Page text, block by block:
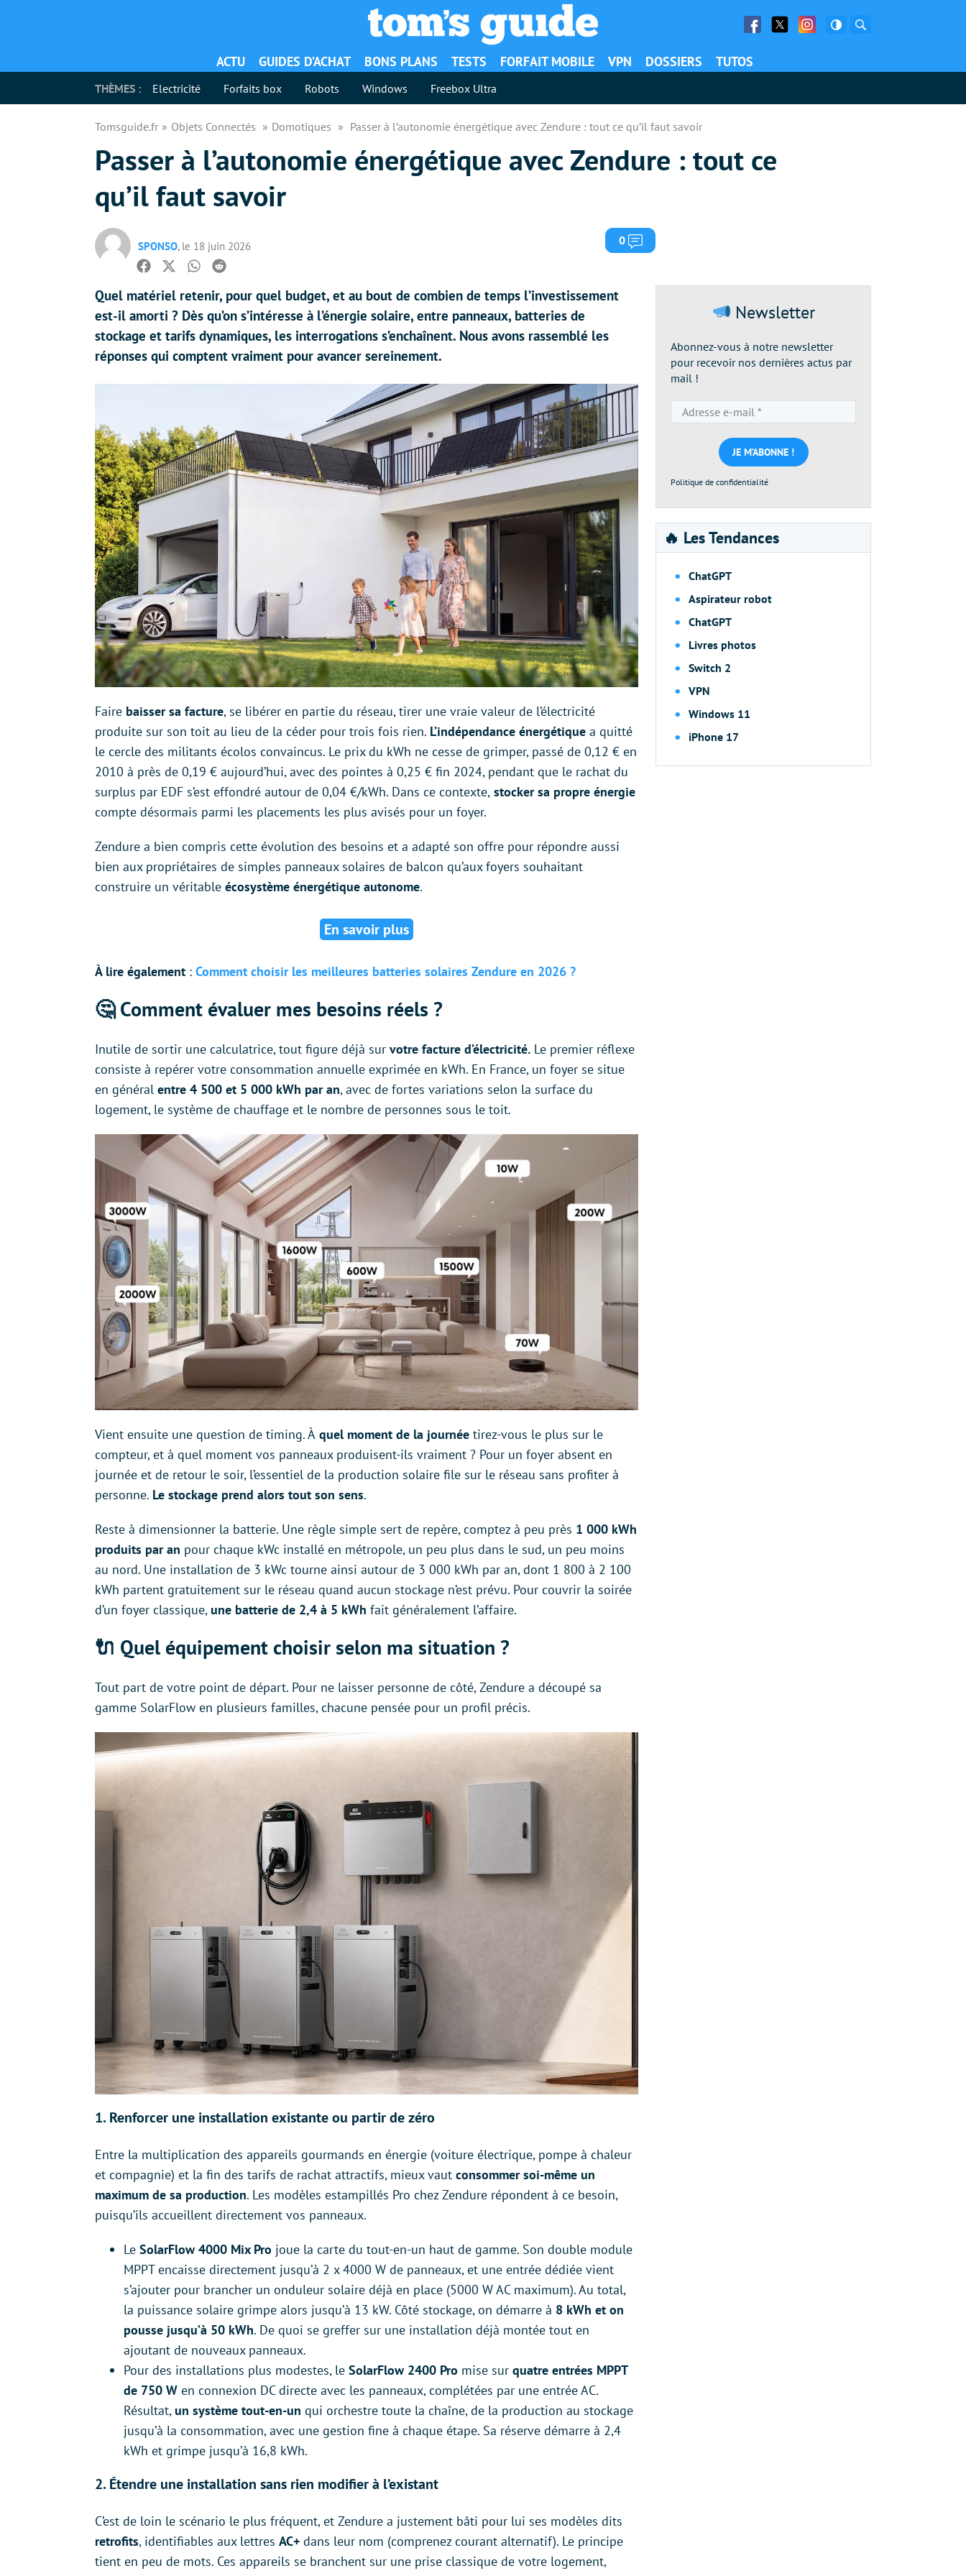
Facebook
Twitter Facebook
ACTU GUIDES D’ACHAT BONS PLANS TESTS FORFAIT MOBILE VPN DOSSIERS TUTOS
THÈMES : Electricité Forfaits box Robots Windows Freebox Ultra
Tomsguide.fr Objets Connectés Domotiques Passer à l’autonomie énergétique avec Zendure : tout ce qu’il faut savoir
Passer à l’autonomie énergétique avec Zendure : tout ce
qu’il faut savoir
SPONSO, le 18 juin 2026 0 Commentaires
Facebook
TwitterWhatsapp
Reddit
Quel matériel retenir, pour quel budget, et au bout de combien de temps l’investissement
est-il amorti ? Dès qu’on s’intéresse à l’énergie solaire, entre panneaux, batteries de
stockage et tarifs dynamiques, les interrogations s’enchaînent. Nous avons rassemblé les
réponses qui comptent vraiment pour avancer sereinement.
Faire baisser sa facture, se libérer en partie du réseau, tirer une vraie valeur de l’électricité
produite sur son toit au lieu de la céder pour trois fois rien. L’indépendance énergétique a quitté
le cercle des militants écolos convaincus. Le prix du kWh ne cesse de grimper, passé de 0,12 € en
2010 à près de 0,19 € aujourd’hui, avec des pointes à 0,25 € fin 2024, pendant que le rachat du
surplus par EDF s’est effondré autour de 0,04 €/kWh. Dans ce contexte, stocker sa propre énergie
compte désormais parmi les placements les plus avisés pour un foyer.
Zendure a bien compris cette évolution des besoins et a adapté son offre pour répondre aussi
bien aux propriétaires de simples panneaux solaires de balcon qu’aux foyers souhaitant
construire un véritable écosystème énergétique autonome.
En savoir plus
À lire également : Comment choisir les meilleures batteries solaires Zendure en 2026 ?
🤔 Comment évaluer mes besoins réels ?
Inutile de sortir une calculatrice, tout figure déjà sur votre facture d’électricité. Le premier réflexe
consiste à repérer votre consommation annuelle exprimée en kWh. En France, un foyer se situe
en général entre 4 500 et 5 000 kWh par an, avec de fortes variations selon la surface du
logement, le système de chauffage et le nombre de personnes sous le toit.
Vient ensuite une question de timing. À quel moment de la journée tirez-vous le plus sur le
compteur, et à quel moment vos panneaux produisent-ils vraiment ? Pour un foyer absent en
journée et de retour le soir, l’essentiel de la production solaire file sur le réseau sans profiter à
personne. Le stockage prend alors tout son sens.
Reste à dimensionner la batterie. Une règle simple sert de repère, comptez à peu près 1 000 kWh
produits par an pour chaque kWc installé en métropole, un peu plus dans le sud, un peu moins
au nord. Une installation de 3 kWc tourne ainsi autour de 3 000 kWh par an, dont 1 800 à 2 100
kWh partent gratuitement sur le réseau quand aucun stockage n’est prévu. Pour couvrir la soirée
d’un foyer classique, une batterie de 2,4 à 5 kWh fait généralement l’affaire.
🔌 Quel équipement choisir selon ma situation ?
Tout part de votre point de départ. Pour ne laisser personne de côté, Zendure a découpé sa
gamme SolarFlow en plusieurs familles, chacune pensée pour un profil précis.
1. Renforcer une installation existante ou partir de zéro
Entre la multiplication des appareils gourmands en énergie (voiture électrique, pompe à chaleur
et compagnie) et la fin des tarifs de rachat attractifs, mieux vaut consommer soi-même un
maximum de sa production. Les modèles estampillés Pro chez Zendure répondent à ce besoin,
puisqu’ils accueillent directement vos panneaux.
Le SolarFlow 4000 Mix Pro joue la carte du tout-en-un haut de gamme. Son double module
MPPT encaisse directement jusqu’à 2 x 4000 W de panneaux, et une entrée dédiée vient
s’ajouter pour brancher un onduleur solaire déjà en place (5000 W AC maximum). Au total,
la puissance solaire grimpe alors jusqu’à 13 kW. Côté stockage, on démarre à 8 kWh et on
pousse jusqu’à 50 kWh. De quoi se greffer sur une installation déjà montée tout en
ajoutant de nouveaux panneaux.
Pour des installations plus modestes, le SolarFlow 2400 Pro mise sur quatre entrées MPPT
de 750 W en connexion DC directe avec les panneaux, complétées par une entrée AC.
Résultat, un système tout-en-un qui orchestre toute la chaîne, de la production au stockage
jusqu’à la consommation, avec une gestion fine à chaque étape. Sa réserve démarre à 2,4
kWh et grimpe jusqu’à 16,8 kWh.
2. Étendre une installation sans rien modifier à l’existant
C’est de loin le scénario le plus fréquent, et Zendure a justement bâti pour lui ses modèles dits
retrofits, identifiables aux lettres AC+ dans leur nom (comprenez courant alternatif). Le principe
tient en peu de mots. Ces appareils se branchent sur une prise classique de votre logement,
Newsletter
Abonnez-vous à notre newsletter
pour recevoir nos dernières actus par
mail !
e-
mail
*
Politique de confidentialité
🔥 Les Tendances
ChatGPT
Aspirateur robot
ChatGPT
Livres photos
Switch 2
VPN
Windows 11
iPhone 17